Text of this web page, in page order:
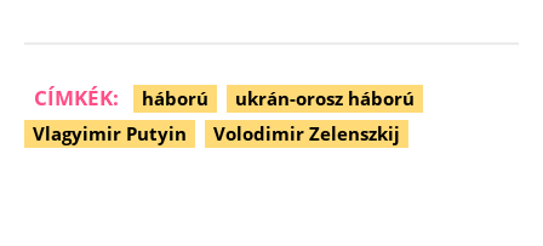
CÍMKÉK: háború
ukrán-orosz háború
Vlagyimir Putyin
Volodimir Zelenszkij